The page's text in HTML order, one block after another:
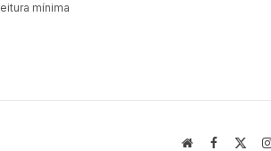
mínima
WebsiteFacebook